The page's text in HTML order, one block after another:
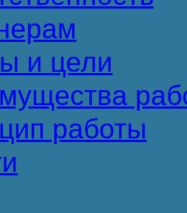
и цели
работы